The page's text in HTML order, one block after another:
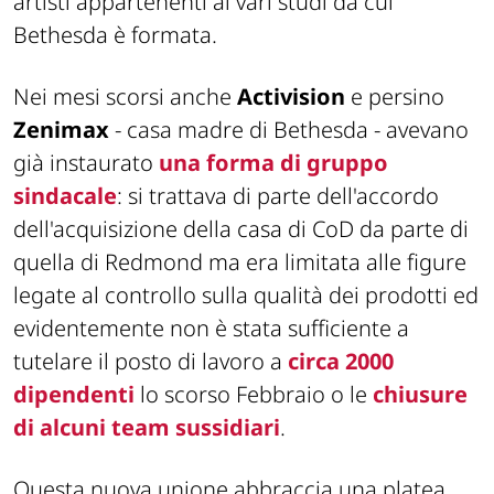
Bethesda è formata.
Nei mesi scorsi anche Activision e persino
Zenimax- casa madre di Bethesda - avevano
già instaurato una forma di gruppo
sindacale: si trattava di parte dell'accordo
dell'acquisizione della casa di CoD da parte di
quella di Redmond ma era limitata alle figure
legate al controllo sulla qualità dei prodotti ed
evidentemente non è stata sufficiente a
tutelare il posto di lavoro a circa 2000
dipendenti lo scorso Febbraio o le chiusure
di alcuni team sussidiari.